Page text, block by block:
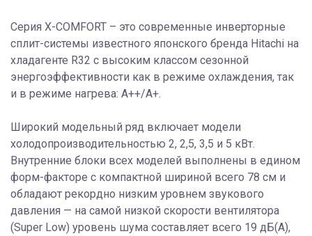
Серия X-COMFORT – это современные инверторные
сплит-системы известного японского бренда Hitachi на
хладагенте R32 с высоким классом сезонной
энергоэффективности как в режиме охлаждения, так
и в режиме нагрева: А++/A+.
Широкий модельный ряд включает модели
холодопроизводительностью 2, 2,5, 3,5 и 5 кВт.
Внутренние блоки всех моделей выполнены в едином
форм-факторе с компактной шириной всего 78 см и
обладают рекордно низким уровнем звукового
давления — на самой низкой скорости вентилятора
(Super Low) уровень шума составляет всего 19 дБ(А),